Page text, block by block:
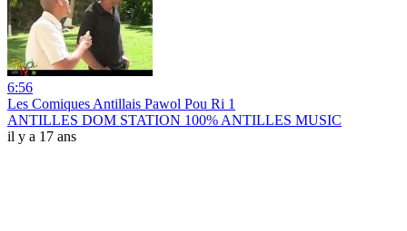
6:56
Les Comiques Antillais Pawol Pou Ri 1
ANTILLES DOM STATION 100% ANTILLES MUSIC
il y a 17 ans